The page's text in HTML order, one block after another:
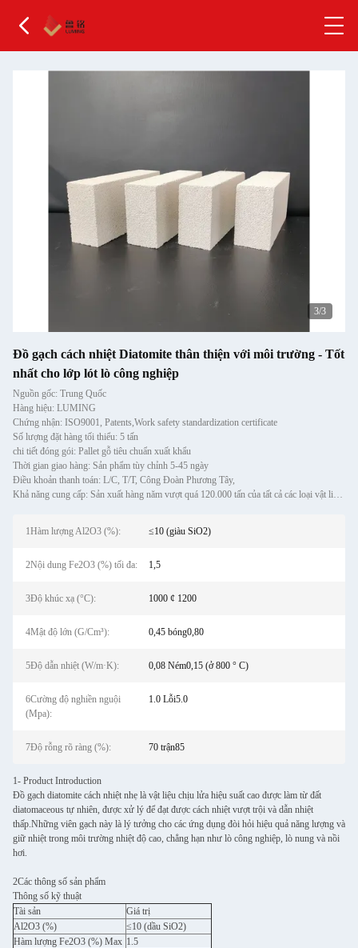
3/3
Đồ gạch cách nhiệt Diatomite thân thiện với môi trường - Tốt
nhất cho lớp lót lò công nghiệp
Nguồn gốc: Trung Quốc
Hàng hiệu: LUMING
Chứng nhận: ISO9001, Patents,Work safety standardization certificate
Số lượng đặt hàng tối thiểu: 5 tấn
chi tiết đóng gói: Pallet gỗ tiêu chuẩn xuất khẩu
Thời gian giao hàng: Sản phẩm tùy chỉnh 5-45 ngày
Điều khoản thanh toán: L/C, T/T, Công Đoàn Phương Tây,
Khả năng cung cấp: Sản xuất hàng năm vượt quá 120.000 tấn của tất cả các loại vật liệu chịu lửa bao gồm các diễn viên,
1Hàm lượng Al2O3 (%): ≤10 (giàu SiO2)
2Nội dung Fe2O3 (%) tối đa: 1,5
3Độ khúc xạ (°C): 1000 ¢ 1200
4Mật độ lớn (G/Cm³): 0,45 bóng0,80
5Độ dẫn nhiệt (W/m·K): 0,08 Ném0,15 (ở 800 ° C)
6Cường độ nghiền nguội
(Mpa):
1.0 Lỗi5.0
7Độ rỗng rõ ràng (%): 70 trận85
1- Product Introduction
Đồ gạch diatomite cách nhiệt nhẹ là vật liệu chịu lửa hiệu suất cao được làm từ đất
diatomaceous tự nhiên, được xử lý để đạt được cách nhiệt vượt trội và dẫn nhiệt
thấp.Những viên gạch này là lý tưởng cho các ứng dụng đòi hỏi hiệu quả năng lượng và
giữ nhiệt trong môi trường nhiệt độ cao, chẳng hạn như lò công nghiệp, lò nung và nồi
hơi.
2Các thông số sản phẩm
Thông số kỹ thuật
Tài sản
Giá trị
Al2O3 (%)
≤10 (dầu SiO2)
Hàm lượng Fe2O3 (%) Max 1.5